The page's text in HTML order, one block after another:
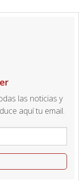
las noticias y
aquí tu email.